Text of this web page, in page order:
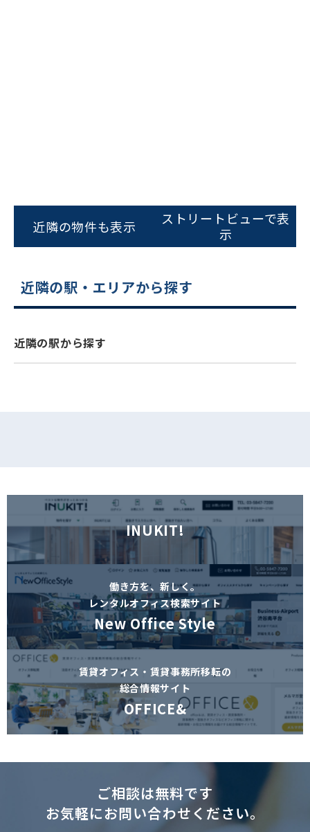
0120-620-213
近隣の物件も表示
ストリートビューで表
示
近隣の駅・エリアから探す
近隣の駅から探す
INUKIT!
働き方を、新しく。
レンタルオフィス検索サイト
New Office Style
賃貸オフィス・賃貸事務所移転の
総合情報サイト
OFFICE&
ご相談は無料です
お気軽にお問い合わせください。